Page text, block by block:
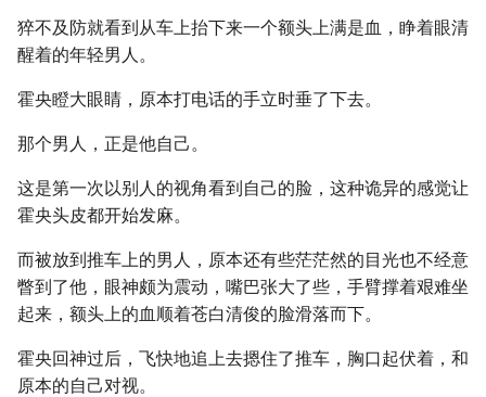
猝不及防就看到从车上抬下来一个额头上满是血，睁着眼清
醒着的年轻男人。
霍央瞪大眼睛，原本打电话的手立时垂了下去。
那个男人，正是他自己。
这是第一次以别人的视角看到自己的脸，这种诡异的感觉让
霍央头皮都开始发麻。
而被放到推车上的男人，原本还有些茫茫然的目光也不经意
瞥到了他，眼神颇为震动，嘴巴张大了些，手臂撑着艰难坐
起来，额头上的血顺着苍白清俊的脸滑落而下。
霍央回神过后，飞快地追上去摁住了推车，胸口起伏着，和
原本的自己对视。